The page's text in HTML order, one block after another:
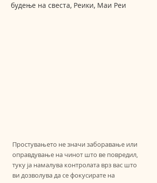
будење на свеста, Реики, Маи Реи
Простувањето не значи заборавање или
оправдување на чинот што ве повредил,
туку ја намалува контролата врз вас што
ви дозволува да се фокусирате на